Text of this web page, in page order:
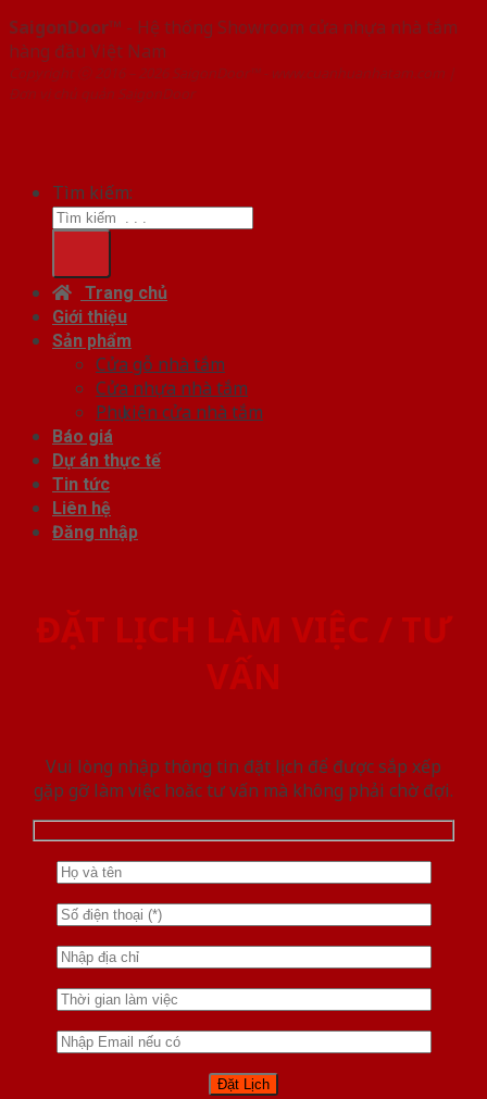
SaigonDoor™ - Hệ thống Showroom cửa nhựa nhà tắm
hàng đầu Việt Nam
Copyright ⓒ 2016 – 2026 SaigonDoor™ - www.cuanhuanhatam.com |
Đơn vị chủ quản SaigonDoor
Tìm kiếm:
Trang chủ
Giới thiệu
Sản phẩm
Cửa gỗ nhà tắm
Cửa nhựa nhà tắm
Phụ kiện cửa nhà tắm
Báo giá
Dự án thực tế
Tin tức
Liên hệ
Đăng nhập
ĐẶT LỊCH LÀM VIỆC / TƯ
VẤN
Vui lòng nhập thông tin đặt lịch để được sắp xếp
gặp gỡ làm việc hoăc tư vấn mà không phải chờ đợi.